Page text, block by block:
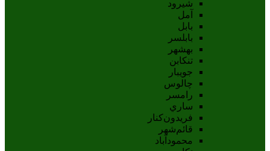
شیرود
آمل
بابل
بابلسر
بهشهر
تنکابن
جويبار
چالوس
رامسر
ساري
فريدون‌کنار
قائم‌شهر
محمودآباد